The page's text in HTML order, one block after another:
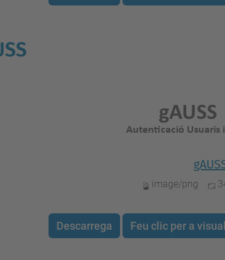
image/png
Descarrega Feu clic per a